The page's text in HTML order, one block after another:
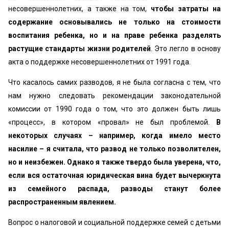
несовершеннолетних, а также на том, чтобы затраты на
содержание основывались не только на стоимости
воспитания ребенка, но и на праве ребенка разделять
растущие стандарты жизни родителей . Это легло в основу
акта о поддержке несовершеннолетних от 1991 года.
Что касалось самих разводов, я не была согласна с тем, что
нам нужно следовать рекомендации законодательной
комиссии от 1990 года о том, что это должен быть лишь
«процесс», в котором «провал» не был проблемой.
В
некоторых случаях – например, когда имело место
насилие – я считала, что развод не только позволителен,
но и неизбежен. Однако я также твердо была уверена, что,
если вся остаточная юридическая вина будет вычеркнута
из семейного распада, разводы станут более
распространенным явлением.
Вопрос о налоговой и социальной поддержке семей с детьми